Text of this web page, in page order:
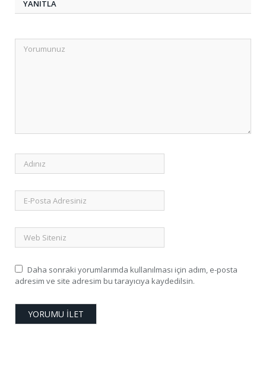
YANITLA
Daha sonraki yorumlarımda kullanılması için adım, e-posta
adresim ve site adresim bu tarayıcıya kaydedilsin.